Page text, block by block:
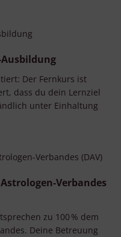
Der Fernkurs ist
dass du dein Lernziel
unter Einhaltung
Verbandes
zu 100 % dem
Deine Betreuung